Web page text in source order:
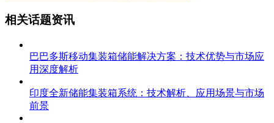
相关话题资讯
巴巴多斯移动集装箱储能解决方案：技术优势与市场应
用深度解析
印度全新储能集装箱系统：技术解析、应用场景与市场
前景